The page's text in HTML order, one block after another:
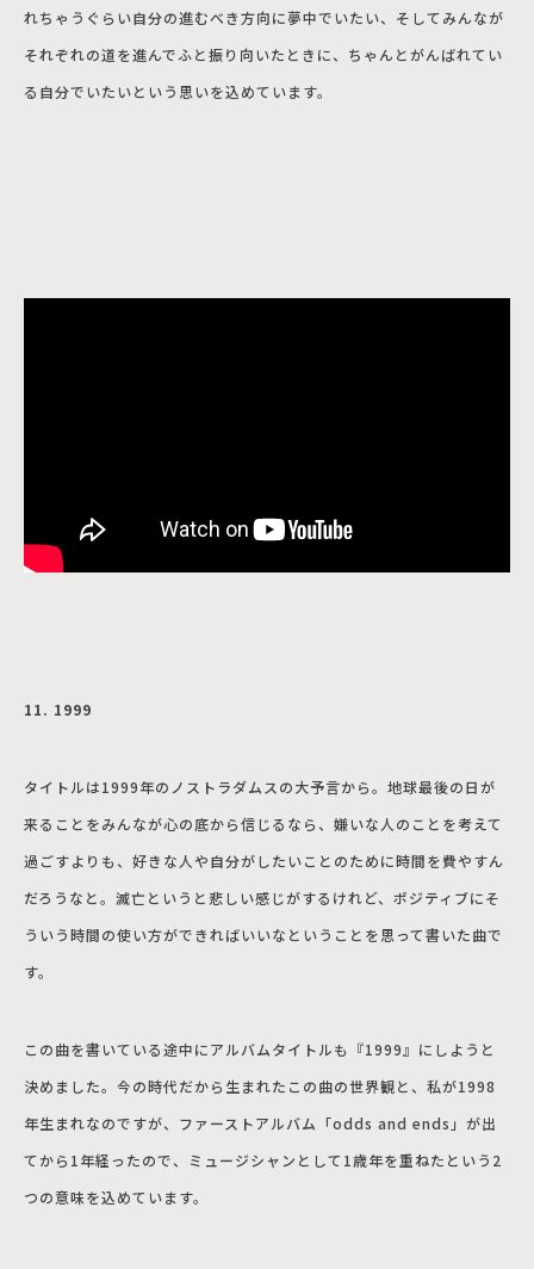
れちゃうぐらい自分の進むべき方向に夢中でいたい、そしてみんなが
それぞれの道を進んでふと振り向いたときに、ちゃんとがんばれてい
る自分でいたいという思いを込めています。
11. 1999
タイトルは1999年のノストラダムスの大予言から。地球最後の日が
来ることをみんなが心の底から信じるなら、嫌いな人のことを考えて
過ごすよりも、好きな人や自分がしたいことのために時間を費やすん
だろうなと。滅亡というと悲しい感じがするけれど、ポジティブにそ
ういう時間の使い方ができればいいなということを思って書いた曲で
す。
この曲を書いている途中にアルバムタイトルも『1999』にしようと
決めました。今の時代だから生まれたこの曲の世界観と、私が1998
年生まれなのですが、ファーストアルバム「odds and ends」が出
てから1年経ったので、ミュージシャンとして1歳年を重ねたという2
つの意味を込めています。